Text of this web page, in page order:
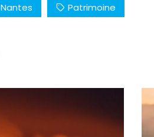
Nantes Patrimoine